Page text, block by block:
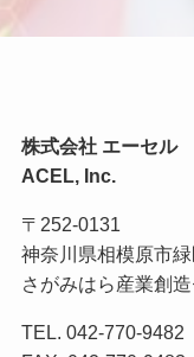
株式会社 エーセル
ACEL, Inc.
〒252-0131
神奈川県相模原市
さがみはら産業創
TEL. 042-770-9482